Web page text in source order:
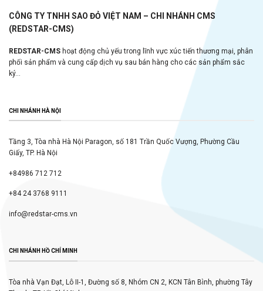
CÔNG TY TNHH SAO ĐỎ VIỆT NAM – CHI NHÁNH CMS
(REDSTAR-CMS)
REDSTAR-CMS hoạt động chủ yếu trong lĩnh vực xúc tiến thương mại, phân
phối sản phẩm và cung cấp dịch vụ sau bán hàng cho các sản phẩm sắc
ký...
CHI NHÁNH HÀ NỘI
Tầng 3, Tòa nhà Hà Nội Paragon, số 181 Trần Quốc Vượng, Phường Cầu
Giấy, TP. Hà Nội
+84986 712 712
+84 24 3768 9111
info@redstar-cms.vn
CHI NHÁNH HỒ CHÍ MINH
Tòa nhà Vạn Đạt, Lô II-1, Đường số 8, Nhóm CN 2, KCN Tân Bình, phường Tây